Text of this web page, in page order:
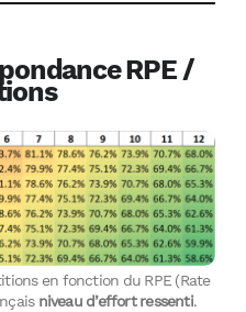
RPE /
en fonction du RPE (Rate
niveau d’effort ressenti.